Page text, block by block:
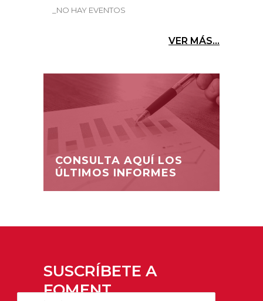
_NO HAY EVENTOS
VER MÁS...
CONSULTA AQUÍ LOS
ÚLTIMOS INFORMES
SUSCRÍBETE A
FOMENT